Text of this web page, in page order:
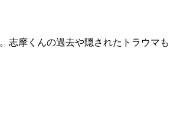
志摩くんの過去や隠されたトラウマも